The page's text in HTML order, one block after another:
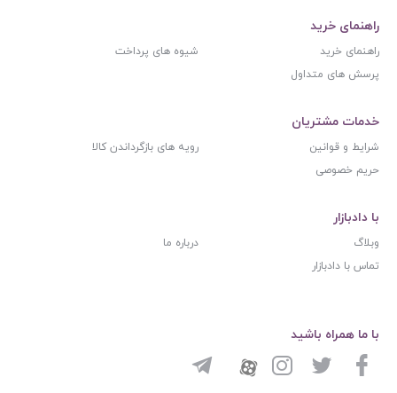
راهنمای خرید
راهنمای خرید
شیوه های پرداخت
پرسش های متداول
خدمات مشتریان
شرایط و قوانین
رویه های بازگرداندن کالا
حریم خصوصی
با دادبازار
وبلاگ
درباره ما
تماس با دادبازار
با ما همراه باشید